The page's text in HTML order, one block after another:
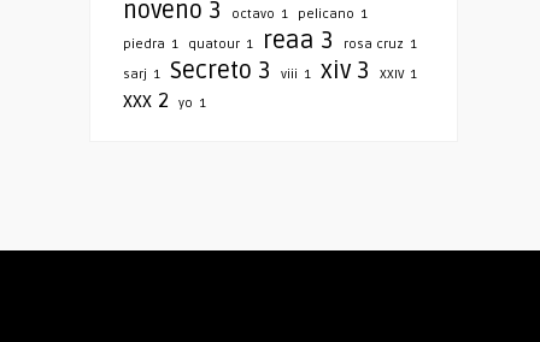
noveno 3 octavo 1 pelicano 1
piedra 1 quatour 1 reaa 3 rosa cruz 1
sarj 1 Secreto 3 viii 1 xiv 3 XXIV 1
xxx 2 yo 1